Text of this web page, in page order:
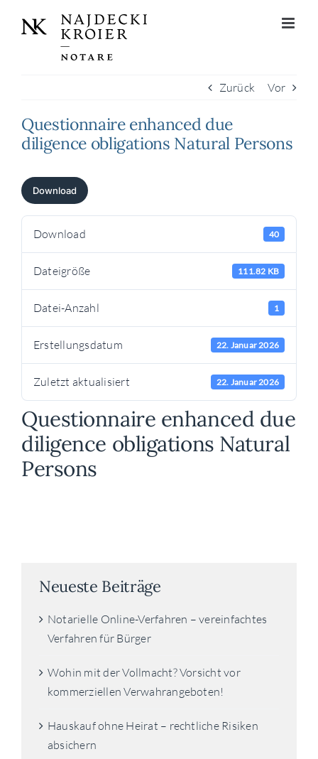
Inhalt
Zurück Vor
Questionnaire enhanced due
diligence obligations Natural Persons
Download
Download 40
Dateigröße 111.82 KB
Datei-Anzahl 1
Erstellungsdatum 22. Januar 2026
Zuletzt aktualisiert 22. Januar 2026
Questionnaire enhanced due
diligence obligations Natural
Persons
Neueste Beiträge
Notarielle Online-Verfahren – vereinfachtes
Verfahren für Bürger
Wohin mit der Vollmacht? Vorsicht vor
kommerziellen Verwahrangeboten!
Hauskauf ohne Heirat – rechtliche Risiken
absichern